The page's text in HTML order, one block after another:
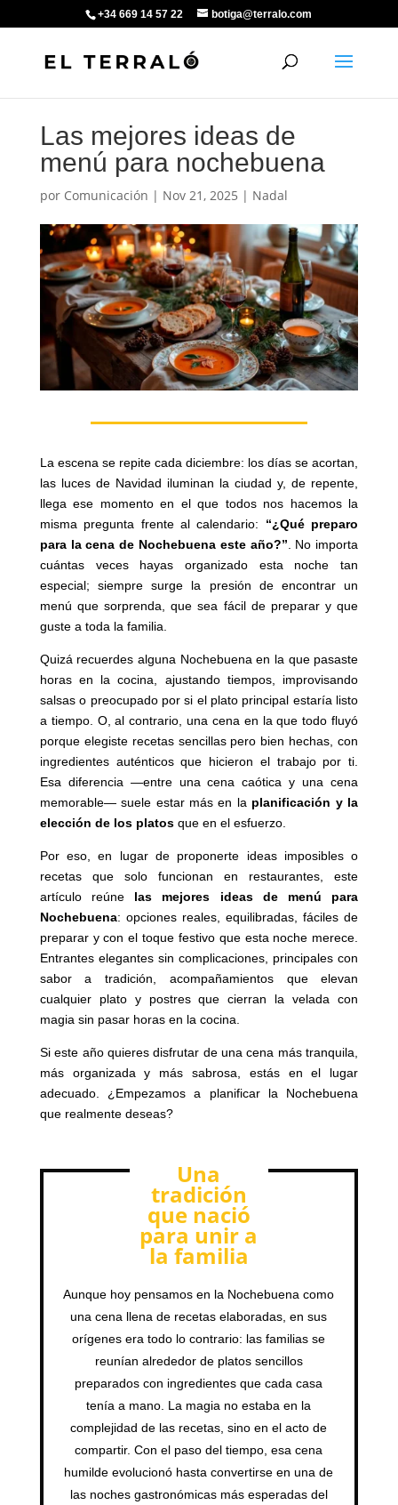
+34 669 14 57 22 botiga@terralo.com
Las mejores ideas de
menú para nochebuena
por Comunicación | Nov 21, 2025 | Nadal
La escena se repite cada diciembre: los días se acortan,
las luces de Navidad iluminan la ciudad y, de repente,
llega ese momento en el que todos nos hacemos la
misma pregunta frente al calendario: “¿Qué preparo
para la cena de Nochebuena este año?”. No importa
cuántas veces hayas organizado esta noche tan
especial; siempre surge la presión de encontrar un
menú que sorprenda, que sea fácil de preparar y que
guste a toda la familia.
Quizá recuerdes alguna Nochebuena en la que pasaste
horas en la cocina, ajustando tiempos, improvisando
salsas o preocupado por si el plato principal estaría listo
a tiempo. O, al contrario, una cena en la que todo fluyó
porque elegiste recetas sencillas pero bien hechas, con
ingredientes auténticos que hicieron el trabajo por ti.
Esa diferencia —entre una cena caótica y una cena
memorable— suele estar más en la planificación y la
elección de los platosque en el esfuerzo.
Por eso, en lugar de proponerte ideas imposibles o
recetas que solo funcionan en restaurantes, este
artículo reúne las mejores ideas de menú para
Nochebuena: opciones reales, equilibradas, fáciles de
preparar y con el toque festivo que esta noche merece.
Entrantes elegantes sin complicaciones, principales con
sabor a tradición, acompañamientos que elevan
cualquier plato y postres que cierran la velada con
magia sin pasar horas en la cocina.
Si este año quieres disfrutar de una cena más tranquila,
más organizada y más sabrosa, estás en el lugar
adecuado. ¿Empezamos a planificar la Nochebuena
que realmente deseas?
Una
tradición
que nació
para unir a
la familia
Aunque hoy pensamos en la Nochebuena como
una cena llena de recetas elaboradas, en sus
orígenes era todo lo contrario: las familias se
reunían alrededor de platos sencillos
preparados con ingredientes que cada casa
tenía a mano. La magia no estaba en la
complejidad de las recetas, sino en el acto de
compartir. Con el paso del tiempo, esa cena
humilde evolucionó hasta convertirse en una de
las noches gastronómicas más esperadas del